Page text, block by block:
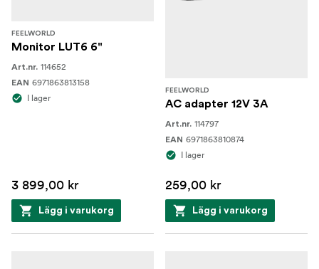
FEELWORLD
Monitor LUT6 6"
Art.nr. 114652
EAN 6971863813158
I lager
3 899,00 kr
Lägg i varukorg
FEELWORLD
AC adapter 12V 3A
Art.nr. 114797
EAN 6971863810874
I lager
259,00 kr
Lägg i varukorg